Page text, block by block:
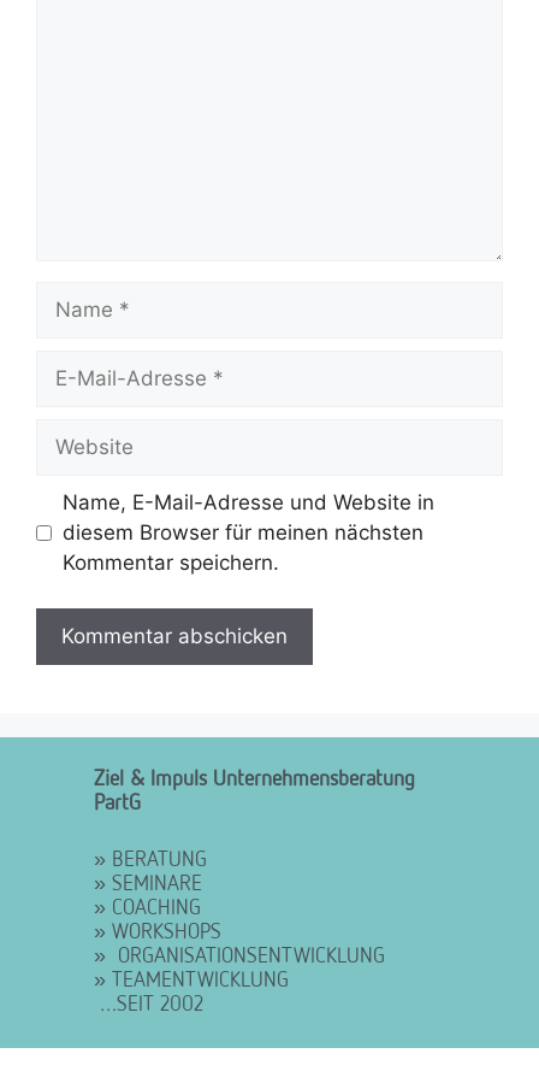
Name, E-Mail-Adresse und Website in
diesem Browser für meinen nächsten
Kommentar speichern.
Ziel & Impuls Unternehmensberatung
PartG
» BERATUNG
» SEMINARE
» COACHING
» WORKSHOPS
» ORGANISATIONSENTWICKLUNG
» TEAMENTWICKLUNG
…SEIT 2002